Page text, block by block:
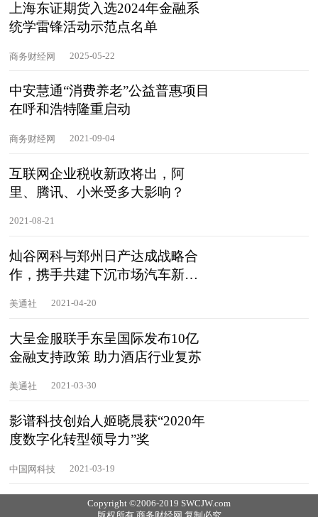
上海东证期货入选2024年金融系
统学雷锋活动示范点名单
商务财经网 2025-05-22
中安慧通“消费养老”公益普惠项目
在呼和浩特隆重启动
商务财经网 2021-09-04
互联网企业税收新政将出，阿
里、腾讯、小米受多大影响？
2021-08-21
灿谷网科与郑州日产达成战略合
作，携手共建下沉市场汽车新零
美通社 2021-04-20
大呈金服联手东呈国际发布10亿
金融支持政策 助力酒店行业复苏
美通社 2021-03-30
影谱科技创始人姬晓晨获“2020年
度数字化转型领导力”奖
中国网科技 2021-03-19
Copyright ©2006-2019 SWCJW.com